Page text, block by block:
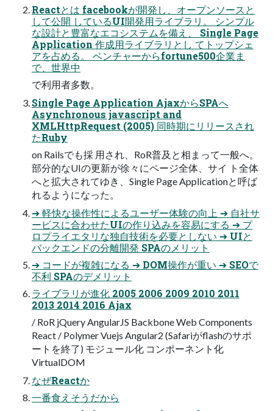
Reactとは facebookが開発し、オープンソースと
して公開 しているUI開発用ライブラリ。 シンプル
な設計と豊富なエコシステムを備え、 Single Page
Application 作成用ライブラリとし てトップシェ
アを占める。 ベンチャーからfortune500企業ま
で、世界中
で利用者多数。
Single Page Application AjaxからSPAへ
Asynchronous javascript and
XMLHttpRequest (2005) 同時期にリリースされ
たRuby
on Railsでも採 用され、RoR普及と相まって一般へ。
部分的なUIの更新が徐々にページ全体、サイ ト全体
へと拡大されてゆき、Single Page Applicationと呼ば
れるようになった。
➔ 軽快な操作性によるユーザー体験の向上 ➔ 自社サ
ービスに合わせたUIの作り込みを容易にする ➔ プ
ロプライエタリな独自技術を必要としない ➔ UIと
バックエンドの分離開発 SPAのメリット
➔ コードが複雑になる ➔ DOM操作が重い ➔ SEOで
不利 SPAのデメリット
ライブラリが進化 2005 2006 2009 2010 2011
2013 2014 2016 Ajax
/ RoR jQuery AngularJS Backbone Web Components
React / Polymer Vuejs Angular2 (Safariがflashのサポ
ートを終了) モジュール化 コンポーネント化
VirtualDOM
なぜReactか
一番食えそうだから